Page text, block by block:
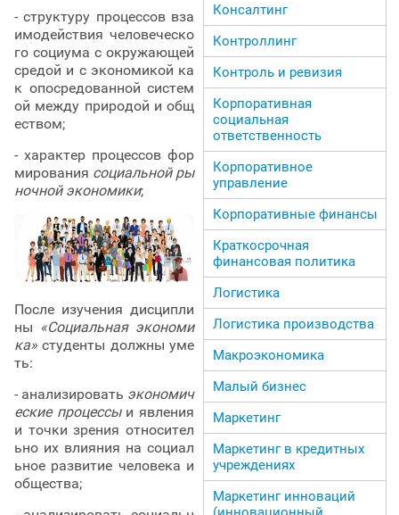
- структуру процессов вза
имодействия человеческо
го социума с окружающей
средой и с экономикой ка
к опосредованной систем
ой между природой и общ
еством;
- характер процессов фор
мирования социальной ры
ночной экономики;
После изучения дисципли
ны «Социальная экономи
ка» студенты должны уме
ть:
- анализировать экономич
еские процессыи явления
и точки зрения относител
ьно их влияния на социал
ьное развитие человека и
общества;
Консалтинг
Контроллинг
Контроль и ревизия
Корпоративная
социальная
ответственность
Корпоративное
управление
Корпоративные финансы
Краткосрочная
финансовая политика
Логистика
Логистика производства
Макроэкономика
Малый бизнес
Маркетинг
Маркетинг в кредитных
учреждениях
Маркетинг инноваций